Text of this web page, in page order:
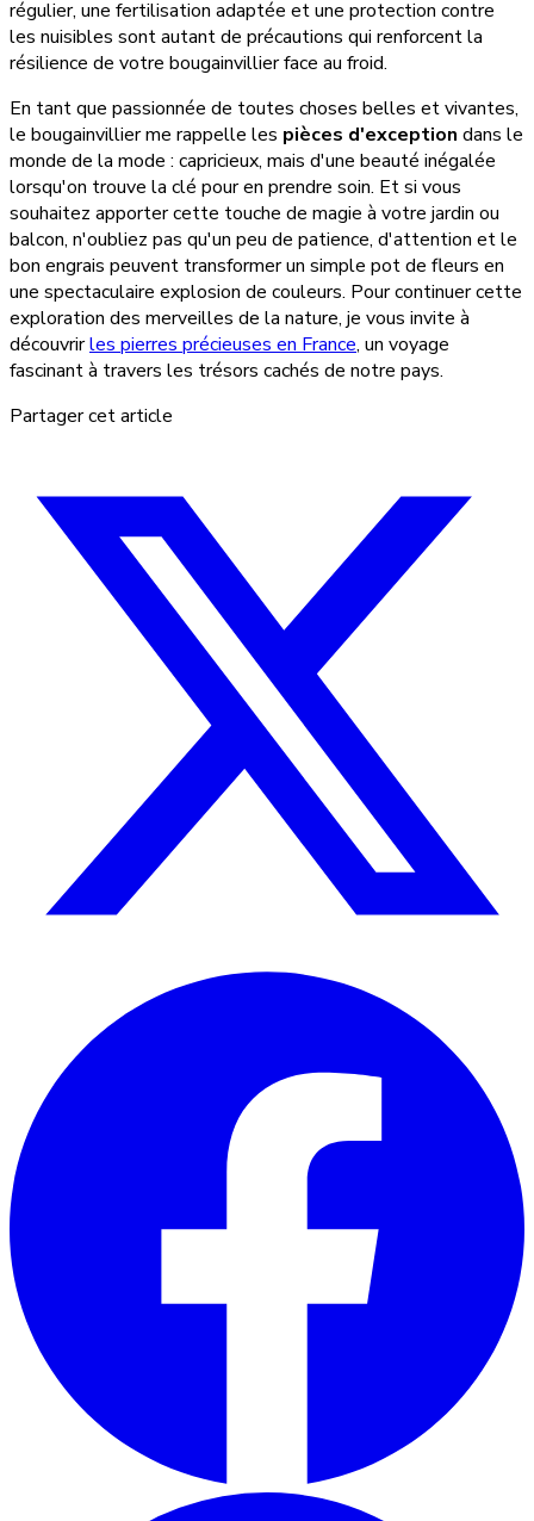
régulier, une fertilisation adaptée et une protection contre
les nuisibles sont autant de précautions qui renforcent la
résilience de votre bougainvillier face au froid.
En tant que passionnée de toutes choses belles et vivantes,
le bougainvillier me rappelle les pièces d'exception dans le
monde de la mode : capricieux, mais d'une beauté inégalée
lorsqu'on trouve la clé pour en prendre soin. Et si vous
souhaitez apporter cette touche de magie à votre jardin ou
balcon, n'oubliez pas qu'un peu de patience, d'attention et le
bon engrais peuvent transformer un simple pot de fleurs en
une spectaculaire explosion de couleurs. Pour continuer cette
exploration des merveilles de la nature, je vous invite à
découvrirles pierres précieuses en France, un voyage
fascinant à travers les trésors cachés de notre pays.
Partager cet article